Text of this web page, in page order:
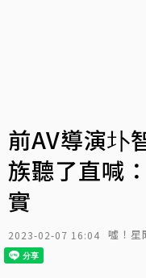
前AV導演圤
族聽了直喊
實
2023-02-07 16:04 噓！星